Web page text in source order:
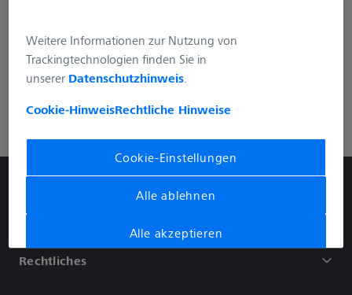
Social Media
ZEISS Hunting & Nature
Rechtliches
Weitere Informationen zur Nutzung von
Trackingtechnologien finden Sie in
unserer Datenschutzhinweis.
Cookie-HinweisRechtliche Hinweise
Cookie-Einstellungen
Alle ablehnen
Alle akzeptieren